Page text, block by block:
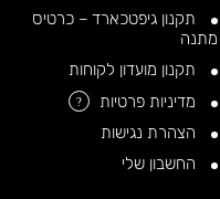
תקנון גיפטכארד – כרטיס
מתנה
תקנון מועדון לקוחות
מדיניות פרטיות
?
הצהרת נגישות
החשבון שלי